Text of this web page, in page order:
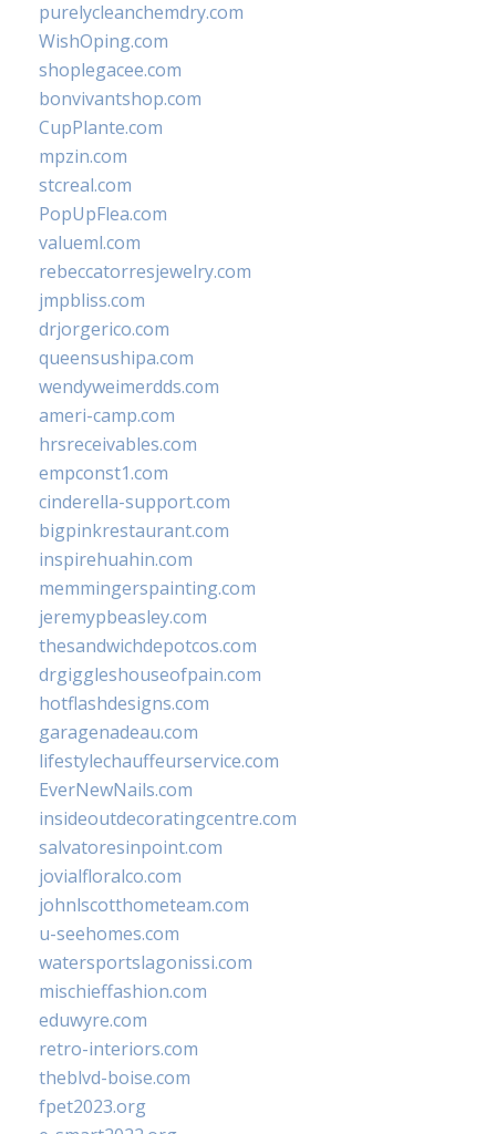
purelycleanchemdry.com
WishOping.com
shoplegacee.com
bonvivantshop.com
CupPlante.com
mpzin.com
stcreal.com
PopUpFlea.com
valueml.com
rebeccatorresjewelry.com
jmpbliss.com
drjorgerico.com
queensushipa.com
wendyweimerdds.com
ameri-camp.com
hrsreceivables.com
empconst1.com
cinderella-support.com
bigpinkrestaurant.com
inspirehuahin.com
memmingerspainting.com
jeremypbeasley.com
thesandwichdepotcos.com
drgiggleshouseofpain.com
hotflashdesigns.com
garagenadeau.com
lifestylechauffeurservice.com
EverNewNails.com
insideoutdecoratingcentre.com
salvatoresinpoint.com
jovialfloralco.com
johnlscotthometeam.com
u-seehomes.com
watersportslagonissi.com
mischieffashion.com
eduwyre.com
retro-interiors.com
theblvd-boise.com
fpet2023.org